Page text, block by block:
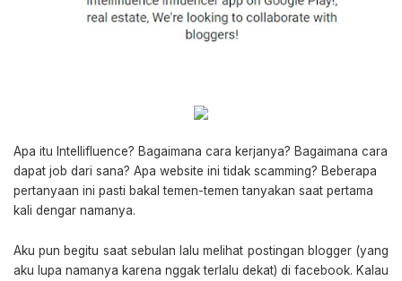
Apa itu Intellifluence? Bagaimana cara kerjanya? Bagaimana cara
dapat job dari sana? Apa website ini tidak scamming? Beberapa
pertanyaan ini pasti bakal temen-temen tanyakan saat pertama
kali dengar namanya.
Aku pun begitu saat sebulan lalu melihat postingan blogger (yang
aku lupa namanya karena nggak terlalu dekat) di facebook. Kalau